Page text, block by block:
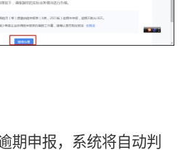
期申报，系统将自动判